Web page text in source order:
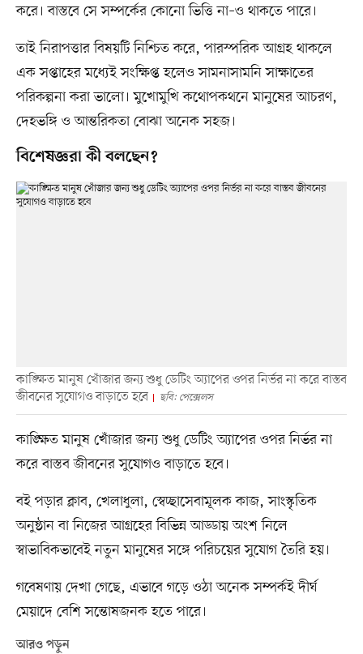
করে। বাস্তবে সে সম্পর্কের কোনো ভিত্তি না–ও থাকতে পারে।
তাই নিরাপত্তার বিষয়টি নিশ্চিত করে, পারস্পরিক আগ্রহ থাকলে
এক সপ্তাহের মধ্যেই সংক্ষিপ্ত হলেও সামনাসামনি সাক্ষাতের
পরিকল্পনা করা ভালো। মুখোমুখি কথোপকথনে মানুষের আচরণ,
দেহভঙ্গি ও আন্তরিকতা বোঝা অনেক সহজ।
বিশেষজ্ঞরা কী বলছেন?
কাঙ্ক্ষিত মানুষ খোঁজার জন্য শুধু ডেটিং অ্যাপের ওপর নির্ভর না করে বাস্তব
জীবনের সুযোগও বাড়াতে হবে
ছবি: পেক্সেলস
কাঙ্ক্ষিত মানুষ খোঁজার জন্য শুধু ডেটিং অ্যাপের ওপর নির্ভর না
করে বাস্তব জীবনের সুযোগও বাড়াতে হবে।
বই পড়ার ক্লাব, খেলাধুলা, স্বেচ্ছাসেবামূলক কাজ, সাংস্কৃতিক
অনুষ্ঠান বা নিজের আগ্রহের বিভিন্ন আড্ডায় অংশ নিলে
স্বাভাবিকভাবেই নতুন মানুষের সঙ্গে পরিচয়ের সুযোগ তৈরি হয়।
গবেষণায় দেখা গেছে, এভাবে গড়ে ওঠা অনেক সম্পর্কই দীর্ঘ
মেয়াদে বেশি সন্তোষজনক হতে পারে।
আরও পড়ুন